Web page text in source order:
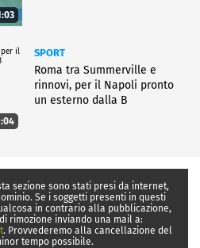
SPORT
Roma tra Summerville e
rinnovi, per il Napoli pronto
un esterno dalla B
sezione sono stati presi da internet,
Se i soggetti presenti in questi
in contrario alla pubblicazione,
rimozione inviando una mail a:
. Provvederemo alla cancellazione del
tempo possibile.